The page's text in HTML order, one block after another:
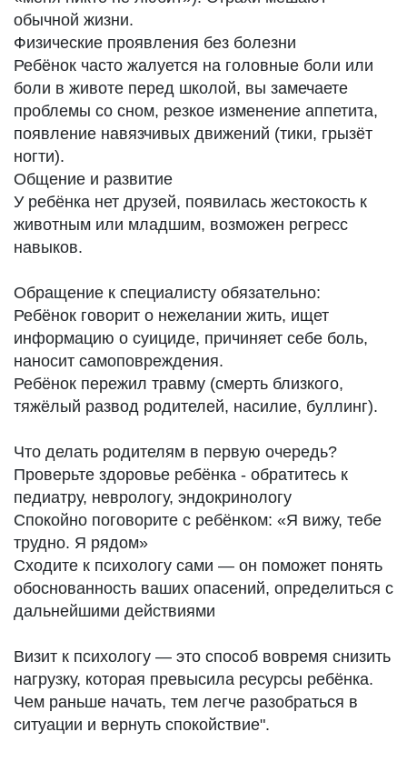
обычной жизни.
Физические проявления без болезни
Ребёнок часто жалуется на головные боли или
боли в животе перед школой, вы замечаете
проблемы со сном, резкое изменение аппетита,
появление навязчивых движений (тики, грызёт
ногти).
Общение и развитие
У ребёнка нет друзей, появилась жестокость к
животным или младшим, возможен регресс
навыков.
Обращение к специалисту обязательно:
Ребёнок говорит о нежелании жить, ищет
информацию о суициде, причиняет себе боль,
наносит самоповреждения.
Ребёнок пережил травму (смерть близкого,
тяжёлый развод родителей, насилие, буллинг).
Что делать родителям в первую очередь?
Проверьте здоровье ребёнка - обратитесь к
педиатру, неврологу, эндокринологу
Спокойно поговорите с ребёнком: «Я вижу, тебе
трудно. Я рядом»
Сходите к психологу сами — он поможет понять
обоснованность ваших опасений, определиться с
дальнейшими действиями
Визит к психологу — это способ вовремя снизить
нагрузку, которая превысила ресурсы ребёнка.
Чем раньше начать, тем легче разобраться в
ситуации и вернуть спокойствие".